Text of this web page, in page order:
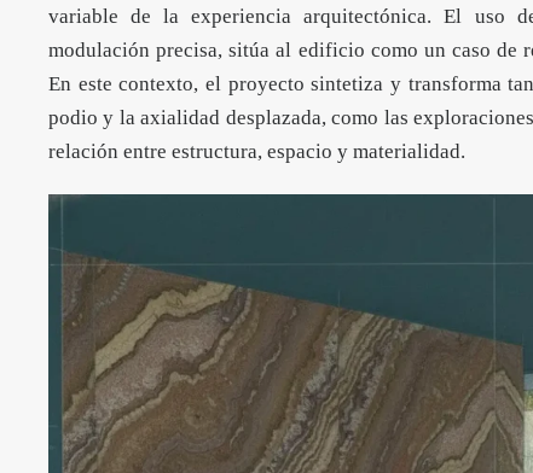
variable de la experiencia arquitectónica. El uso
modulación precisa, sitúa al edificio como un caso
En este contexto, el proyecto sintetiza y transforma
podio y la axialidad desplazada, como las
relación entre estructura, espacio y materialidad.